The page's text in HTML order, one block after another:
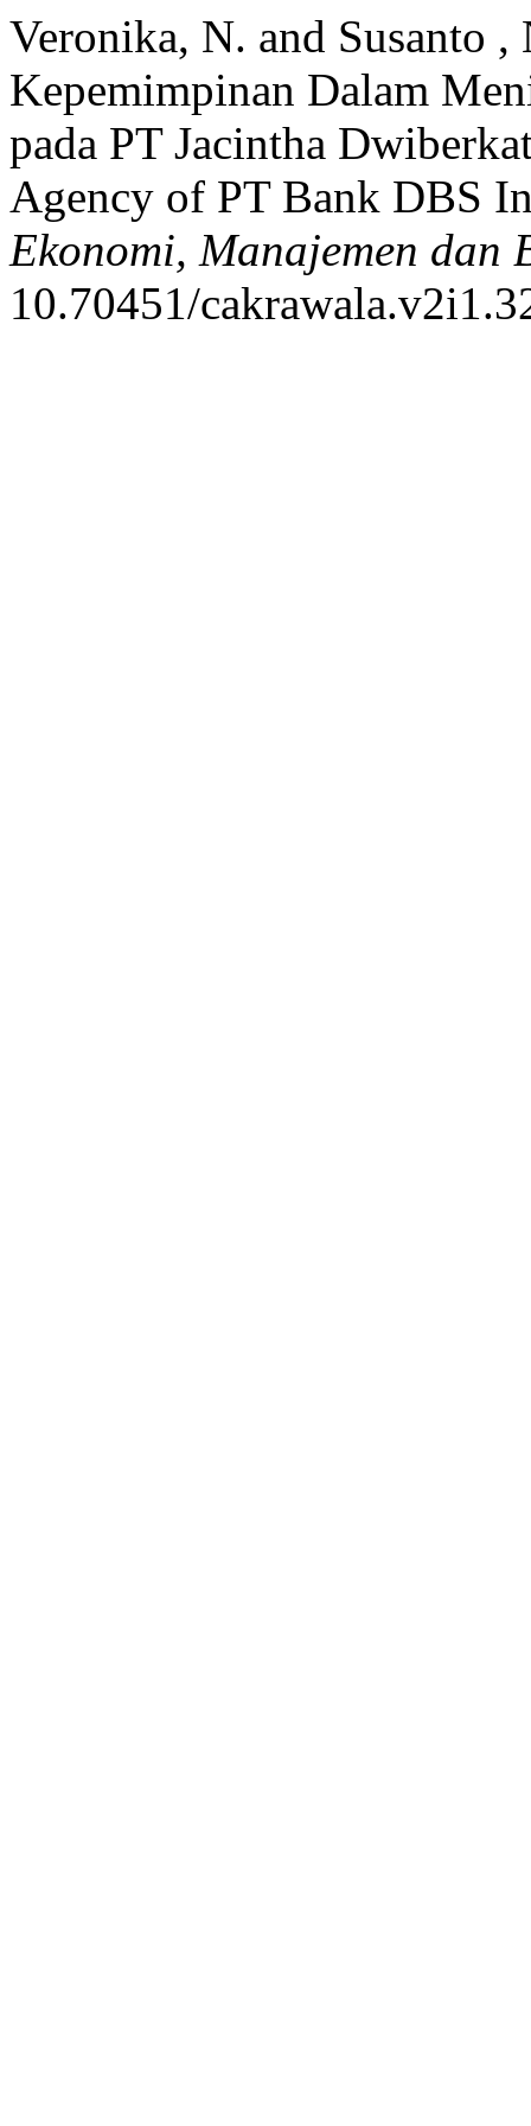
Veronika, N. and Susanto
Kepemimpinan Dalam
pada PT Jacintha
Agency of PT Bank DBS
Ekonomi, Manajemen dan
10.70451/